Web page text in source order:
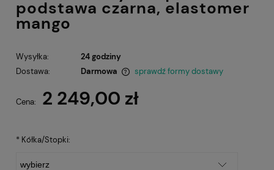
podstawa czarna, elastomer
mango
Wysyłka:
24 godziny
Dostawa:
Darmowa
sprawdź formy dostawy
Cena: 2 249,00 zł
* Kółka/Stopki: